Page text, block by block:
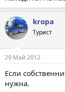
kropa
Турист
29 Май 2012
Если
нужна.